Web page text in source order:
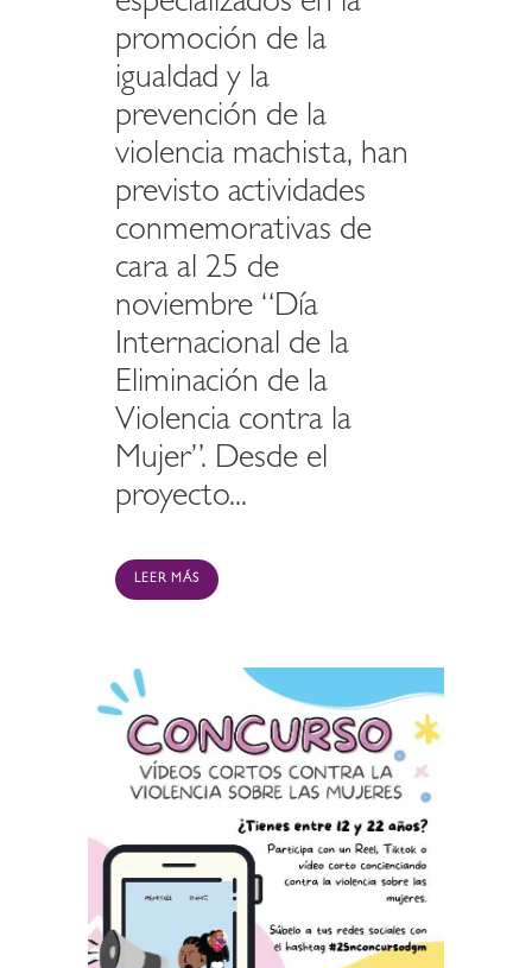
promoción de la
igualdad y la
prevención de la
violencia machista, han
previsto actividades
conmemorativas de
cara al 25 de
noviembre “Día
Internacional de la
Eliminación de la
Violencia contra la
Mujer”. Desde el
proyecto...
LEER MÁS